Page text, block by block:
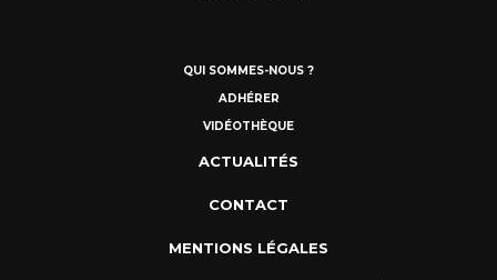
QUI SOMMES-NOUS ?
ADHÉRER
VIDÉOTHÈQUE
ACTUALITÉS
CONTACT
MENTIONS LÉGALES